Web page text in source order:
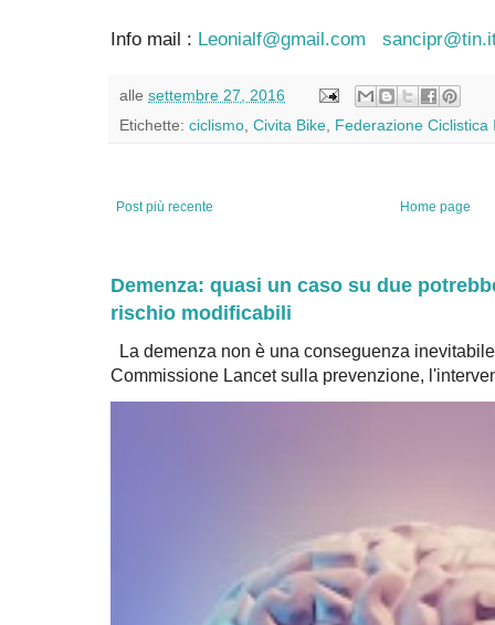
Info mail : Leonialf@gmail.com
alle settembre 27, 2016
Etichette: ciclismo Civita Bike Federazione Ciclistica
Post più recente Home page
Demenza: quasi un caso su due
rischio modificabili
La demenza non è una conseguenza
Commissione Lancet sulla prevenzione,